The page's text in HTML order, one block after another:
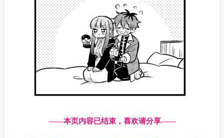
------本页内容已结束，喜欢请分享------